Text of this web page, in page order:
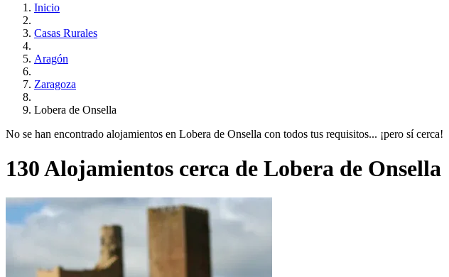
Inicio
Casas Rurales
Aragón
Zaragoza
Lobera de Onsella
No se han encontrado alojamientos en Lobera de Onsella con todos tus requisitos... ¡pero sí cerca!
130 Alojamientos cerca de Lobera de Onsella